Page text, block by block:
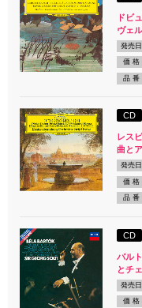
ドビ
ヴェ
発売日
価 格
品 番
CD
レス
曲と
発売日
価 格
品 番
CD
バル
とチ
発売日
価 格